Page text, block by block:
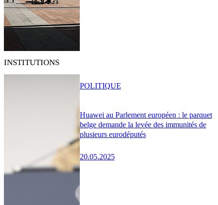
INSTITUTIONS
Huawei au Parlement européen : le parquet
belge demande la levée des immunités de
plusieurs eurodéputés
20.05.2025
POLITIQUE